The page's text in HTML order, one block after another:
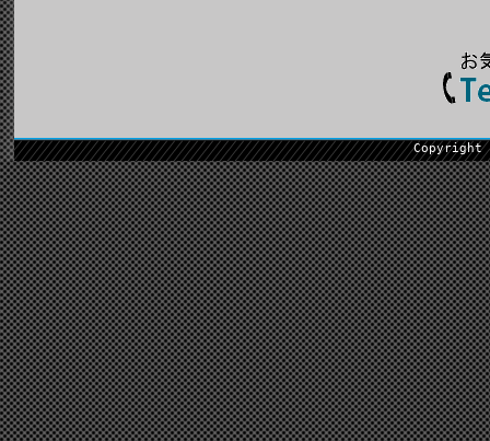
Copyright